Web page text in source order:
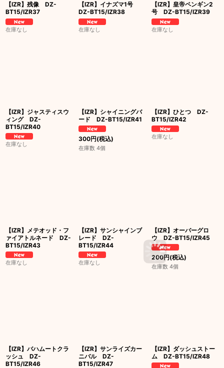
【IZR】残像 DZ-
BT15/IZR37
在庫なし
【IZR】イナズマ1号
DZ-BT15/IZR38
在庫なし
【IZR】皇帝ペンギン2
号 DZ-BT15/IZR39
在庫なし
【IZR】ジャスティスウ
ィング DZ-
BT15/IZR40
在庫なし
【IZR】シャイニングバ
ード DZ-BT15/IZR41
300円(税込)
在庫数 4個
【IZR】ひとつ DZ-
BT15/IZR42
在庫なし
【IZR】メテオッド・フ
ァイアトルネード DZ-
BT15/IZR43
在庫なし
【IZR】サンシャインブ
レード DZ-
BT15/IZR44
在庫なし
【IZR】オーバーグロ
ウ DZ-BT15/IZR45
200円(税込)
在庫数 4個
【IZR】バハムートクラ
ッシュ DZ-
BT15/IZR46
【IZR】サンライズカー
ニバル DZ-
BT15/IZR47
【IZR】ダッシュストー
ム DZ-BT15/IZR48